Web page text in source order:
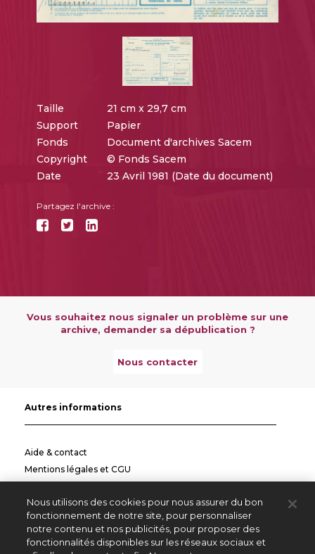
Taille
21 cm x 29,7 cm
Support
Papier
Fonds
Document d'archives Sacem
Copyright
© Fonds Sacem
Date
23 Avril 1981 (Date du document)
Partagez l'archive :
Vous souhaitez nous signaler un problème sur une
archive, demander sa dépublication ?
Nous contacter
Autres informations
Aide & contact
Mentions légales et CGU
Informations pratiques
Autres sites
Nous utilisons des cookies pour nous assurer du bon
fonctionnement de notre site, pour personnaliser
notre contenu et nos publicités, pour proposer des
fonctionnalités disponibles sur les réseaux sociaux et